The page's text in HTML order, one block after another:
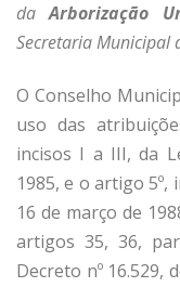
daArborização
Secretaria Municipal
O Conselho
uso das
incisos I a III, da
1985, e o artigo 5º,
16 de março de
artigos 35, 36,
Decreto nº 16.529,